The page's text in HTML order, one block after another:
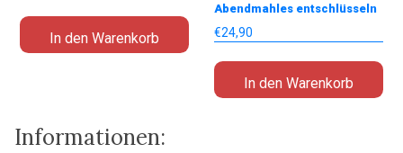
In den Warenkorb
Abendmahles entschlüsseln
€24,90
In den Warenkorb
Informationen: